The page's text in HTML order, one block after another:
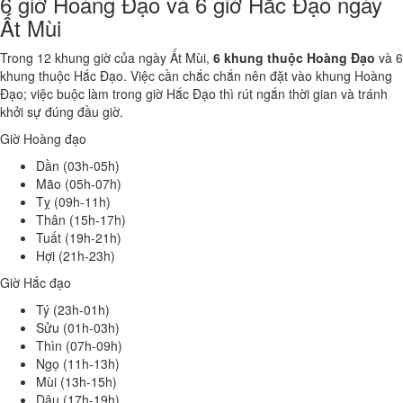
Ất Mùi
Trong 12 khung giờ của ngày Ất Mùi, 6 khung thuộc Hoàng Đạo và 6
khung thuộc Hắc Đạo. Việc cần chắc chắn nên đặt vào khung Hoàng
Đạo; việc buộc làm trong giờ Hắc Đạo thì rút ngắn thời gian và tránh
khởi sự đúng đầu giờ.
Giờ Hoàng đạo
Dần (03h-05h)
Mão (05h-07h)
Tỵ (09h-11h)
Thân (15h-17h)
Tuất (19h-21h)
Hợi (21h-23h)
Giờ Hắc đạo
Tý (23h-01h)
Sửu (01h-03h)
Thìn (07h-09h)
Ngọ (11h-13h)
Mùi (13h-15h)
Dậu (17h-19h)